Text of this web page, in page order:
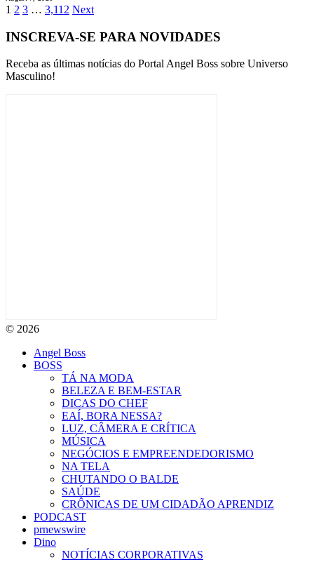
1 2 3 … 3,112 Next
INSCREVA-SE PARA NOVIDADES
Receba as últimas notícias do Portal Angel Boss sobre Universo
Masculino!
© 2026
Angel Boss
BOSS
TÁ NA MODA
BELEZA E BEM-ESTAR
DICAS DO CHEF
EAÍ, BORA NESSA?
LUZ, CÂMERA E CRÍTICA
MÚSICA
NEGÓCIOS E EMPREENDEDORISMO
NA TELA
CHUTANDO O BALDE
SAÚDE
CRÔNICAS DE UM CIDADÃO APRENDIZ
PODCAST
prnewswire
Dino
NOTÍCIAS CORPORATIVAS